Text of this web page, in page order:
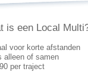
is een Local
voor korte afstanden
alleen of samen
per traject